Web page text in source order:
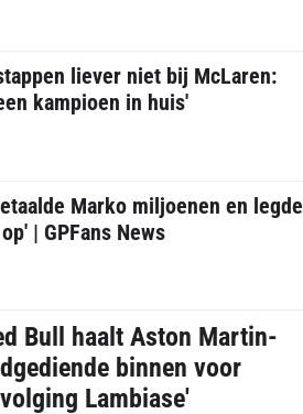
liever niet bij McLaren:
kampioen in huis'
Marko miljoenen en legde
| GPFans News
Bull haalt Aston Martin-
binnen voor
Lambiase'